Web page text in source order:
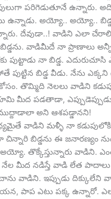
పరిగెడుతూనే ఉన్నారు.
ఉన్నాడు. అయ్యో.. అయ్యో..
దేవుడా..! వాడిని ఎలా
వాడిమీదే నా ప్రాణాలు అన్నీ
పుట్టాడు నా బిడ్డ. ఎదురుచూసి
బిడ్డ వీడు. నేను ఎక్కని
తొమ్మిది నెలలు వాడిని
భూమి మీద పడతాడా,
ముద్దాడాలా అని ఆశపడ్డానని!
వాడిని మళ్ళీ నా కడుపులోకి
బిడ్డను ఈ జనారణ్యం
అయ్యో. తొక్కేస్తున్నారు వాడిని.
నేల మీద నడిస్తే వాడి లేత
వాడిని. ఇప్పుడు
పాప ఎటు పక్క ఉన్నారో.